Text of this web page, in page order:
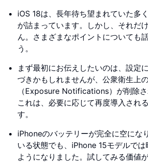
iOS 18は、長年待ち望まれていた多
が詰まっています。しかし、それだ
ん。さまざまなポイントについても
う。
まず最初にお伝えしたいのは、設定
づきかもしれませんが、公衆衛生上
（Exposure Notifications）が削除さ
これは、必要に応じて再度導入され
す。
iPhoneのバッテリーが完全に空にな
いる状態でも、iPhone 15モデルでは
ようになりました。試してみる価値